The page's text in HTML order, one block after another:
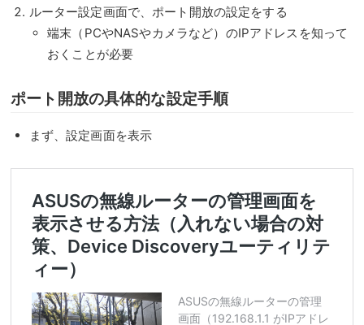
ルーター設定画面で、ポート開放の設定をする
端末（PCやNASやカメラなど）のIPアドレスを知って
おくことが必要
ポート開放の具体的な設定手順
まず、設定画面を表示